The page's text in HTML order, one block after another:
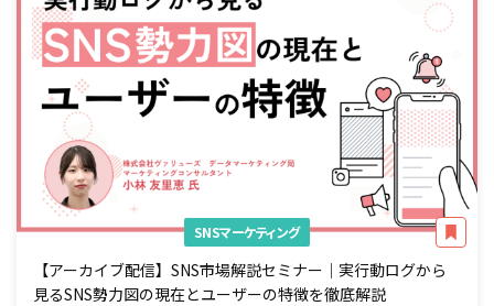
SNSマーケティング
【アーカイブ配信】SNS市場解説セミナー｜実行動ログから
見るSNS勢力図の現在とユーザーの特徴を徹底解説